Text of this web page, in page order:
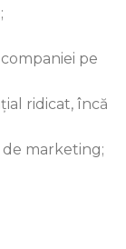
pe
ridicat, încă
marketing;